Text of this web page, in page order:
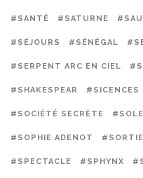
#SANTÉ #SATURNE
#SÉJOURS #SÉNÉGAL
#SERPENT ARC EN CIEL
#SHAKESPEAR #SICENCES
#SOCIÉTÉ SECRÈTE
#SOPHIE ADENOT
#SPECTACLE #SPHYNX